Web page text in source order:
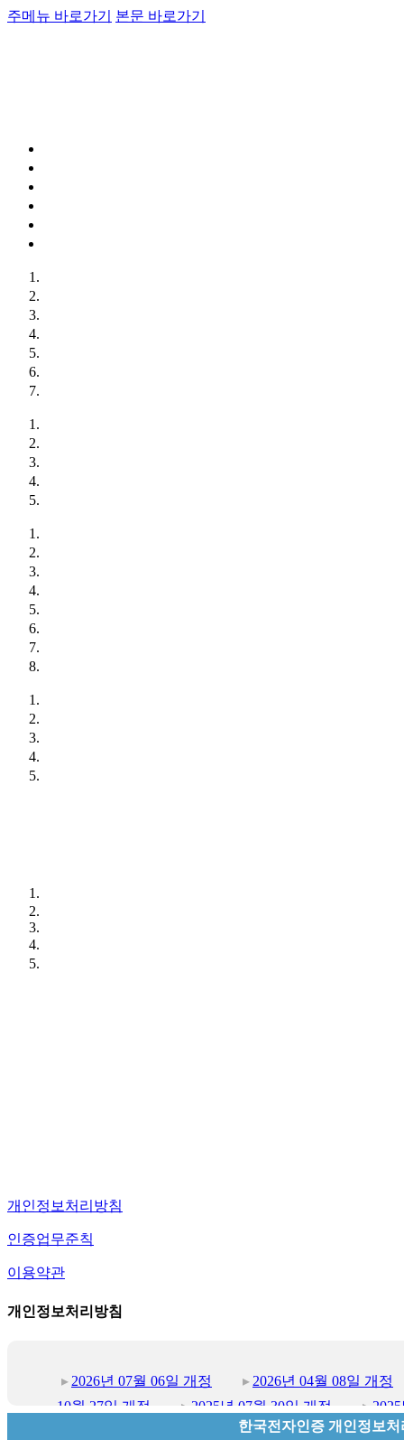
주메뉴 바로가기 본문 바로가기
개인정보처리방침
인증업무준칙
이용약관
개인정보처리방침
2026년 07월 06일 개정
2026년 04월 08일 개정
10월 27일 개정
2025년 07월 30일 개정
2024년 10월 02일 개정
2024년 06
한국전자인증 개인정보처